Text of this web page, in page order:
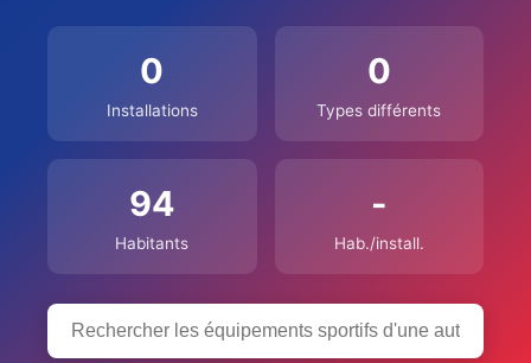
0
Installations
0
Types différents
94
Habitants
-
Hab./install.